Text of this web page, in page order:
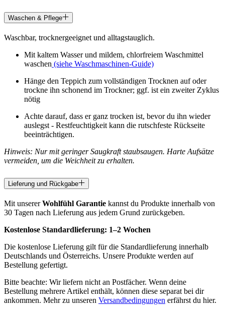
Waschen & Pflege
Waschbar, trocknergeeignet und alltagstauglich.
Mit kaltem Wasser und mildem, chlorfreiem Waschmittel
waschen (siehe Waschmaschinen-Guide)
Hänge den Teppich zum vollständigen Trocknen auf oder
trockne ihn schonend im Trockner; ggf. ist ein zweiter Zyklus
nötig
Achte darauf, dass er ganz trocken ist, bevor du ihn wieder
auslegst - Restfeuchtigkeit kann die rutschfeste Rückseite
beeinträchtigen.
Hinweis: Nur mit geringer Saugkraft staubsaugen. Harte Aufsätze
vermeiden, um die Weichheit zu erhalten.
Lieferung und Rückgabe
Mit unsererWohlfühl Garantie kannst du Produkte innerhalb von
30 Tagen nach Lieferung aus jedem Grund zurückgeben.
Kostenlose Standardlieferung: 1–2 Wochen
Die kostenlose Lieferung gilt für die Standardlieferung innerhalb
Deutschlands und Österreichs. Unsere Produkte werden auf
Bestellung gefertigt.
Bitte beachte: Wir liefern nicht an Postfächer. Wenn deine
Bestellung mehrere Artikel enthält, können diese separat bei dir
ankommen. Mehr zu unseren Versandbedingungen erfährst du hier.